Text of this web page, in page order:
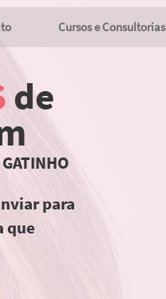
Cursos e Consultorias
de
para
que